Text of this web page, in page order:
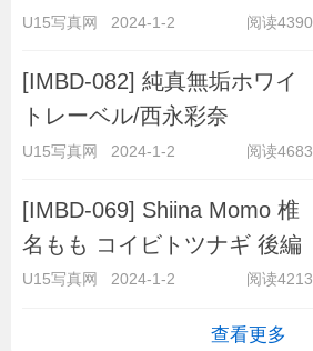
U15写真网 2024-1-2 阅读4390
[IMBD-082] 純真無垢ホワイ
トレーベル/西永彩奈
U15写真网 2024-1-2 阅读4683
[IMBD-069] Shiina Momo 椎
名もも コイビトツナギ 後編
U15写真网 2024-1-2 阅读4213
查看更多